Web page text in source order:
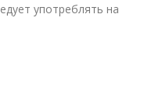
употреблять на